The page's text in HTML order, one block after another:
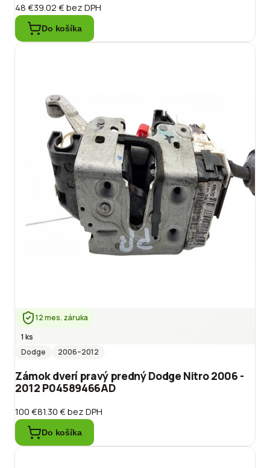
48 €39.02 €bez DPH
Do košíka
12 mes. záruka
1 ks
Dodge
2006–2012
Zámok dverí pravý predný Dodge Nitro 2006 -
2012 P04589466AD
100 €81.30 €bez DPH
Do košíka